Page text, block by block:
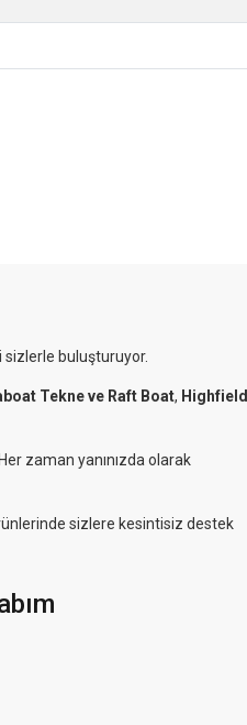
sizlerle buluşturuyor.
Tekne ve Raft Boat, Highfield
zaman yanınızda olarak
sizlere kesintisiz destek